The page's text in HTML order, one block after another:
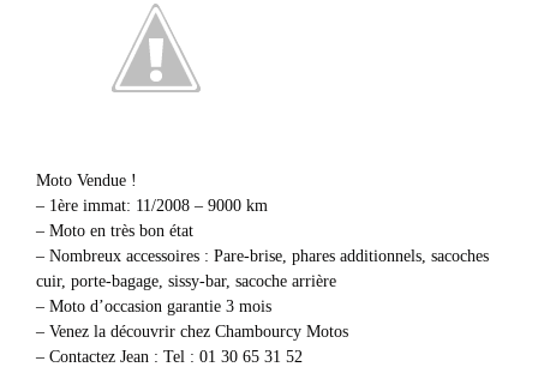
Moto Vendue !
– 1ère immat: 11/2008 – 9000 km
– Moto en très bon état
– Nombreux accessoires : Pare-brise, phares additionnels, sacoches
cuir, porte-bagage, sissy-bar, sacoche arrière
– Moto d’occasion garantie 3 mois
– Venez la découvrir chez Chambourcy Motos
– Contactez Jean : Tel : 01 30 65 31 52